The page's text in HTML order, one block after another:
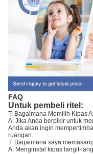
FAQ
Untuk pembeli ritel:
T: Bagaimana Memilih Kipas
A: Jika Anda berpikir untuk
Anda akan ingin
ruangan..
T: Bagaimana saya
A: Menginstal kipas langit-